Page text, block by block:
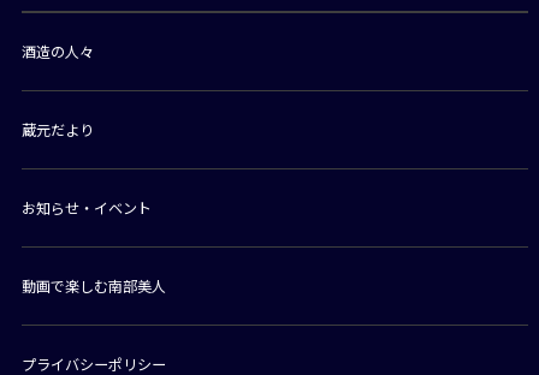
酒造の人々
蔵元だより
お知らせ・イベント
動画で楽しむ南部美人
プライバシーポリシー